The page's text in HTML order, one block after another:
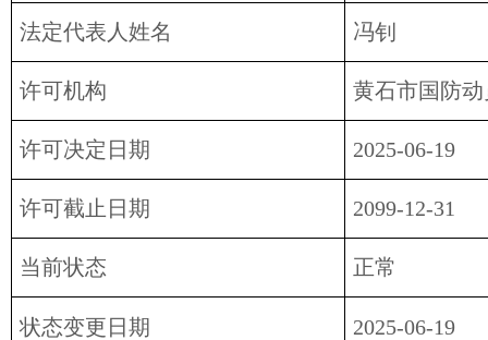
法定代表人姓名 冯钊
许可机构 黄石市国防
许可决定日期 2025-06-19
许可截止日期 2099-12-31
当前状态 正常
状态变更日期 2025-06-19